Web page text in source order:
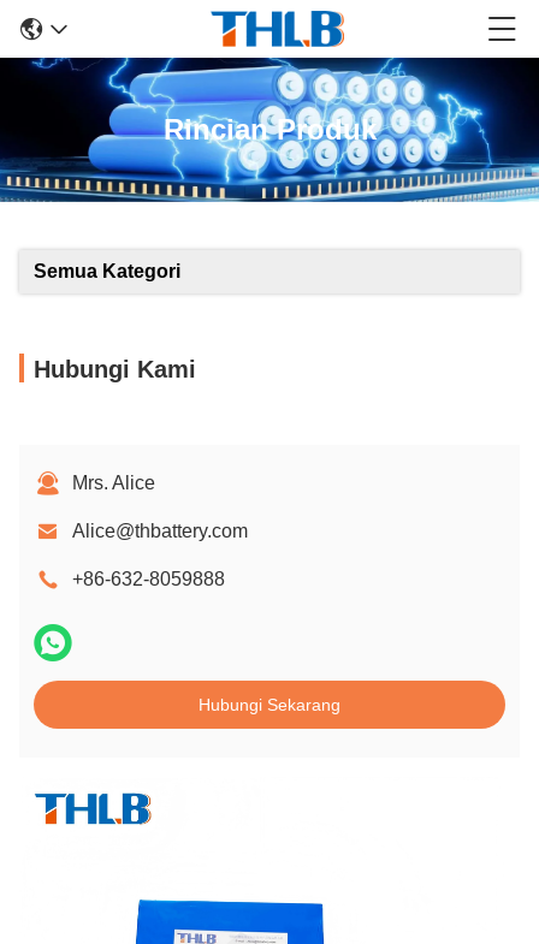
Rincian Produk
Semua Kategori
Hubungi Kami
Mrs. Alice
Alice@thbattery.com
+86-632-8059888
Hubungi Sekarang